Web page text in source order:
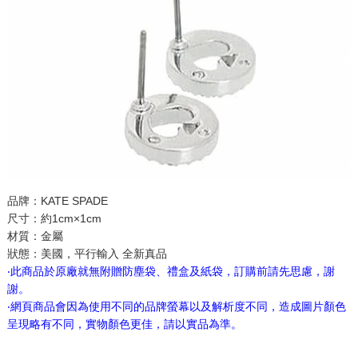
品牌：KATE SPADE
尺寸：約1cm×1cm
材質：金屬
狀態：美國，平行輸入 全新真品
‧此商品於原廠就無附贈防塵袋、禮盒及紙袋，訂購前請先思慮，謝
謝。
‧網頁商品會因為使用不同的品牌螢幕以及解析度不同，造成圖片顏色
呈現略有不同，實物顏色更佳，請以實品為準。